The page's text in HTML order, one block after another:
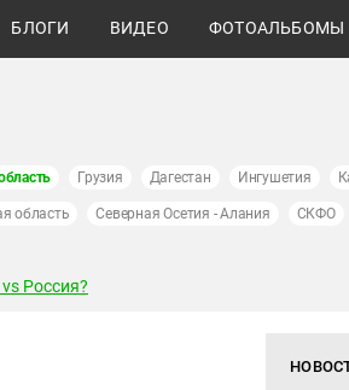
БЛОГИ ВИДЕО ФОТОАЛЬБОМЫ
Грузия Дагестан Ингушетия
область Северная Осетия - Алания СКФО
Россия?